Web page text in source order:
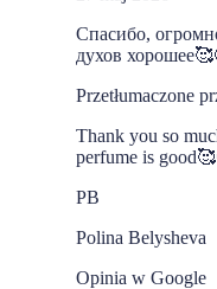
Спасибо,
духов
Przetłumaczone
Thank you so
perfume is
PB
Polina Belysheva
Opinia w Google